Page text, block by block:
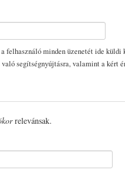
felhasználó minden üzenetét ide küldi
segítségnyújtásra, valamint a kért
relevánsak.